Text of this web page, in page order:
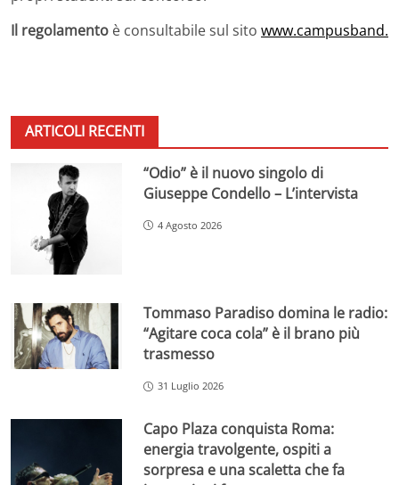
Il regolamento è consultabile sul sito www.campusband.
ARTICOLI RECENTI
“Odio” è il nuovo singolo di
Giuseppe Condello – L’intervista
4 Agosto 2026
Tommaso Paradiso domina le radio:
“Agitare coca cola” è il brano più
trasmesso
31 Luglio 2026
Capo Plaza conquista Roma:
energia travolgente, ospiti a
sorpresa e una scaletta che fa